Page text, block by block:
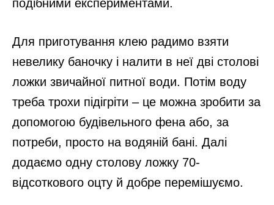
подібними експериментами.
Для приготування клею радимо взяти
невелику баночку і налити в неї дві столові
ложки звичайної питної води. Потім воду
треба трохи підігріти – це можна зробити за
допомогою будівельного фена або, за
потреби, просто на водяній бані. Далі
додаємо одну столову ложку 70-
відсоткового оцту й добре перемішуємо.